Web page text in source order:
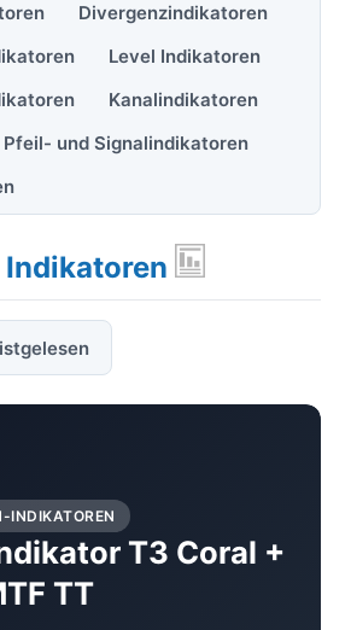
Divergenzindikatoren
Level Indikatoren
Kanalindikatoren
Pfeil- und Signalindikatoren
Indikatoren
INDIKATOREN
T3 Coral +
TT